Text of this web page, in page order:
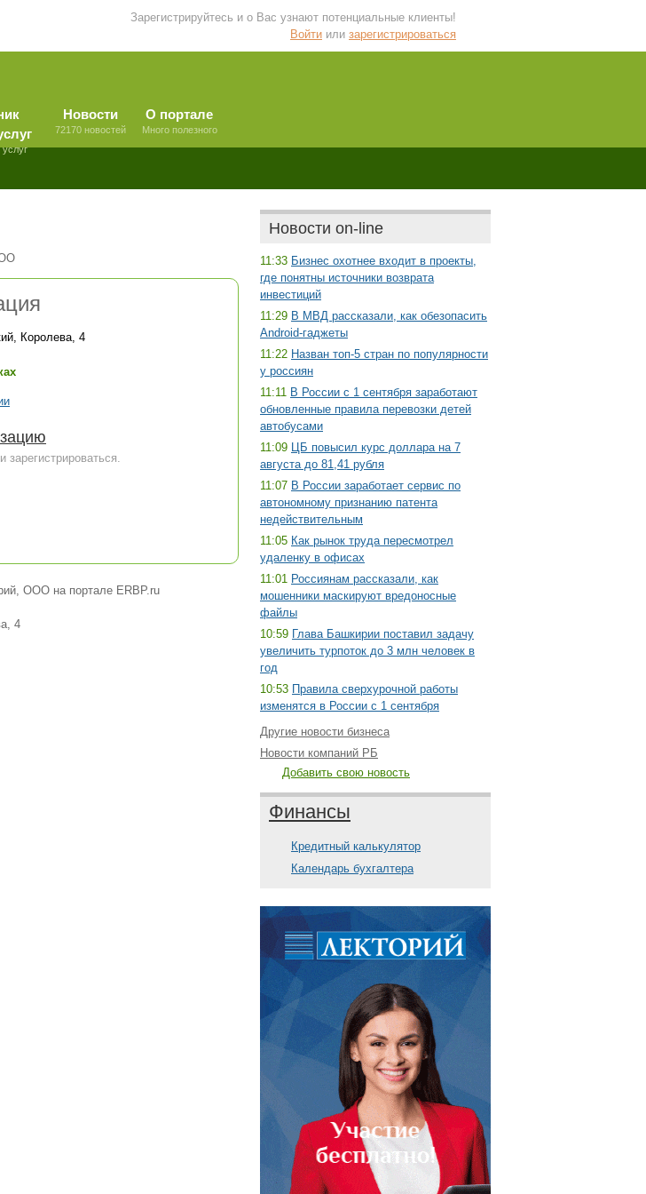
Зарегистрируйтесь и о Вас узнают потенциальные клиенты!
Войти или зарегистрироваться
Новости
72170 новостей
О портале
Много полезного
Королева, 4
ООО на портале ERBP.ru
4
Новости on-line
11:33 Бизнес охотнее входит в проекты,
где понятны источники возврата
инвестиций
11:29 В МВД рассказали, как обезопасить
Android-гаджеты
11:22 Назван топ-5 стран по популярности
у россиян
11:11 В России с 1 сентября заработают
обновленные правила перевозки детей
автобусами
11:09 ЦБ повысил курс доллара на 7
августа до 81,41 рубля
11:07 В России заработает сервис по
автономному признанию патента
недействительным
11:05 Как рынок труда пересмотрел
удаленку в офисах
11:01 Россиянам рассказали, как
мошенники маскируют вредоносные
файлы
10:59 Глава Башкирии поставил задачу
увеличить турпоток до 3 млн человек в
год
10:53 Правила сверхурочной работы
изменятся в России с 1 сентября
Другие новости бизнеса
Новости компаний РБ
Добавить свою новость
Финансы
Кредитный калькулятор
Календарь бухгалтера